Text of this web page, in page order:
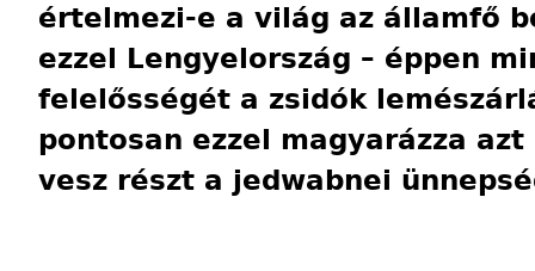
értelmezi-e a világ az államfő
ezzel Lengyelország – éppen
felelősségét a zsidók
pontosan ezzel magyarázza
vesz részt a jedwabnei